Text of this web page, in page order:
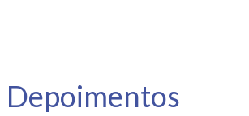
Depoimentos